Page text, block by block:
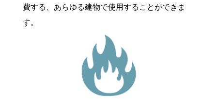
費する、あらゆる建物で使用することができま
す。